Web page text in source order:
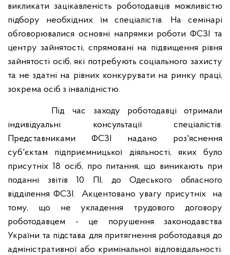
викликати зацікавленість роботодавців можливістю
підбору необхідних їм спеціалістів. На семінарі
обговорювалися основні напрямки роботи ФСЗІ та
центру зайнятості, спрямовані на підвищення рівня
зайнятості осіб,які потребують соціального захисту
та не здатні на рівних конкурувати на ринку праці,
зокрема осіб з інвалідністю.
Під час заходу роботодавці отримали
індивідуальні консультації спеціалістів.
Представниками ФСЗІ надано роз'яснення
суб'єктам підприємницької діяльності, яких було
присутніх 18 осіб, про питання, що виникають при
поданні звітів 10 ПІ, до Одеського обласного
відділення ФСЗІ.
Акцентовано увагу присутніх
на
тому, що не укладення трудового договору
роботодавцем - це порушення законодавства
України та підстава для притягнення роботодавця до
адміністративної або кримінальної відповідальності.